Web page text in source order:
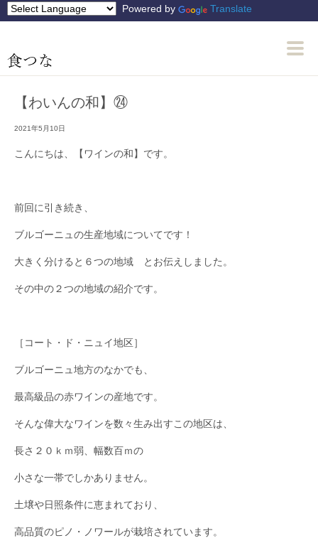
Powered by Translate
【わいんの和】㉔
2021年5月10日
こんにちは、【ワインの和】です。
前回に引き続き、
ブルゴーニュの生産地域についてです！
大きく分けると６つの地域 とお伝えしました。
その中の２つの地域の紹介です。
［コート・ド・ニュイ地区］
ブルゴーニュ地方のなかでも、
最高級品の赤ワインの産地です。
そんな偉大なワインを数々生み出すこの地区は、
長さ２０ｋｍ弱、幅数百ｍの
小さな一帯でしかありません。
土壌や日照条件に恵まれており、
高品質のピノ・ノワールが栽培されています。